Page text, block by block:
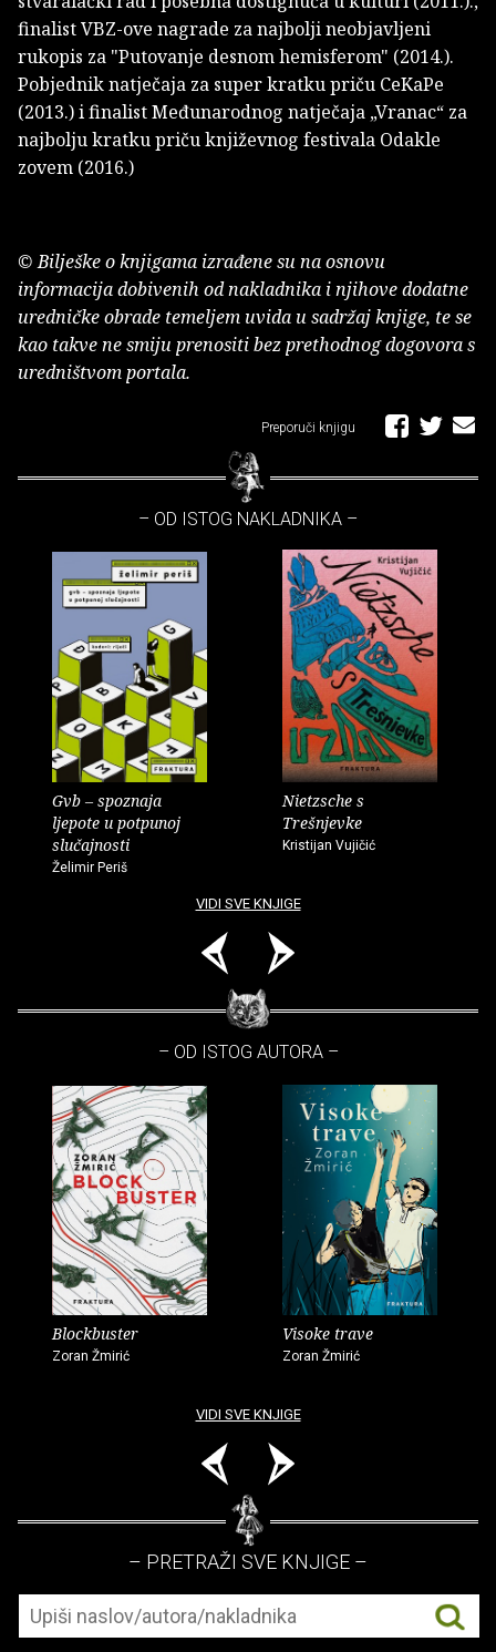
finalist VBZ-ove nagrade za najbolji neobjavljeni
rukopis za "Putovanje desnom hemisferom" (2014.).
Pobjednik natječaja za super kratku priču CeKaPe
(2013.) i finalist Međunarodnog natječaja „Vranac“ za
najbolju kratku priču književnog festivala Odakle
zovem (2016.)
© Bilješke o knjigama izrađene su na osnovu
informacija dobivenih od nakladnika i njihove dodatne
uredničke obrade temeljem uvida u sadržaj knjige, te se
kao takve ne smiju prenositi bez prethodnog dogovora s
uredništvom portala.
Preporuči knjigu
– OD ISTOG NAKLADNIKA –
Gvb – spoznaja
ljepote u potpunoj
slučajnosti
Želimir Periš
Nietzsche s
Trešnjevke
Kristijan Vujičić
VIDI SVE KNJIGE
– OD ISTOG AUTORA –
Blockbuster
Zoran Žmirić
Visoke trave
Zoran Žmirić
VIDI SVE KNJIGE
– PRETRAŽI SVE KNJIGE –